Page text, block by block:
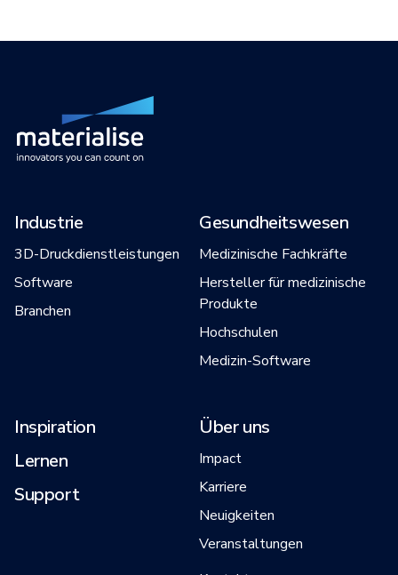
Industrie
3D-Druckdienstleistungen
Software
Branchen
Gesundheitswesen
Medizinische Fachkräfte
Hersteller für medizinische
Produkte
Hochschulen
Medizin-Software
Inspiration
Lernen
Support
Über uns
Impact
Karriere
Neuigkeiten
Veranstaltungen